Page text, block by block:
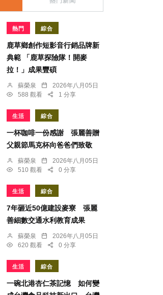
熱門 綜合
鹿草鄉創作短影音行銷品牌新
典範 「鹿草探險隊！開麥
拉！」成果豐碩
蘇榮泉
2026年八月05日
588 觀看
1 分享
生活 綜合
一杯咖啡一份感謝 張麗善贈
父親節馬克杯向爸爸們致敬
蘇榮泉
2026年八月05日
510 觀看
0 分享
生活 綜合
7年砸近50億建設麥寮 張麗
善細數交通水利教育成果
蘇榮泉
2026年八月05日
620 觀看
0 分享
生活 綜合
一碗北港杏仁茶記憶 如何變